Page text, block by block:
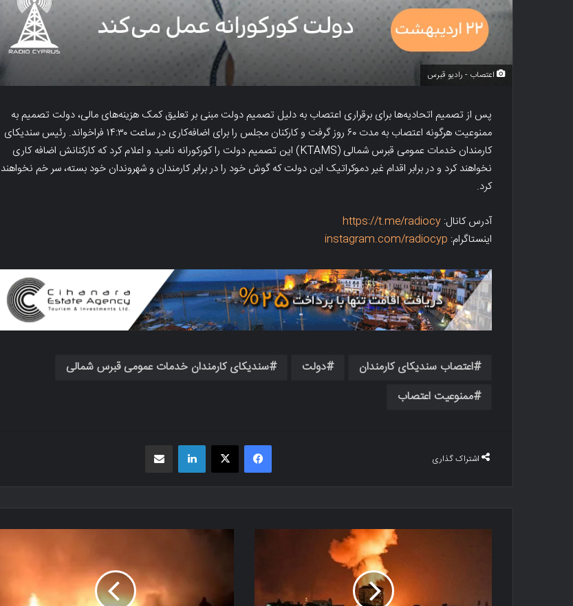
اعتصاب - رادیو قبرس
پس از تصمیم اتحادیه‌ها برای برقراری اعتصاب به دلیل تصمیم دولت مبنی بر تعلیق کمک هزینه‌های مالی، دولت تصمیم به
ممنوعیت هرگونه اعتصاب به مدت ۶۰ روز گرفت و کارکنان مجلس را برای اضافه‌کاری در ساعت ۱۴:۳۰ فراخواند. رئیس سندیکای
کارمندان خدمات عمومی قبرس شمالی (KTAMS) این تصمیم دولت را کورکورانه نامید و اعلام کرد که کارکنانش اضافه کاری
نخواهند کرد و در برابر اقدام غیر دموکراتیک این دولت که گوش خود را در برابر کارمندان و شهروندان خود بسته، سر خم نخواهند
کرد.
آدرس کانال: https://t.me/radiocy
اینستاگرام: instagram.com/radiocyp
اعتصاب سندیکای کارمندان دولت
سندیکای کارمندان خدمات عمومی قبرس شمالی
ممنوعیت اعتصاب
اشتراک گذاری
فیسبوک X لینکدین